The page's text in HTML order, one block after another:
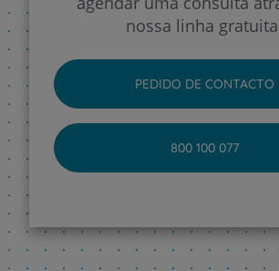
nossa linha
PEDIDO DE CONTACTO
800 100 077